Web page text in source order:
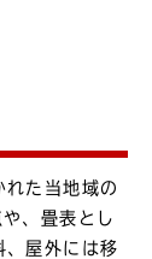
れた当地域の
、畳表とし
、屋外には移